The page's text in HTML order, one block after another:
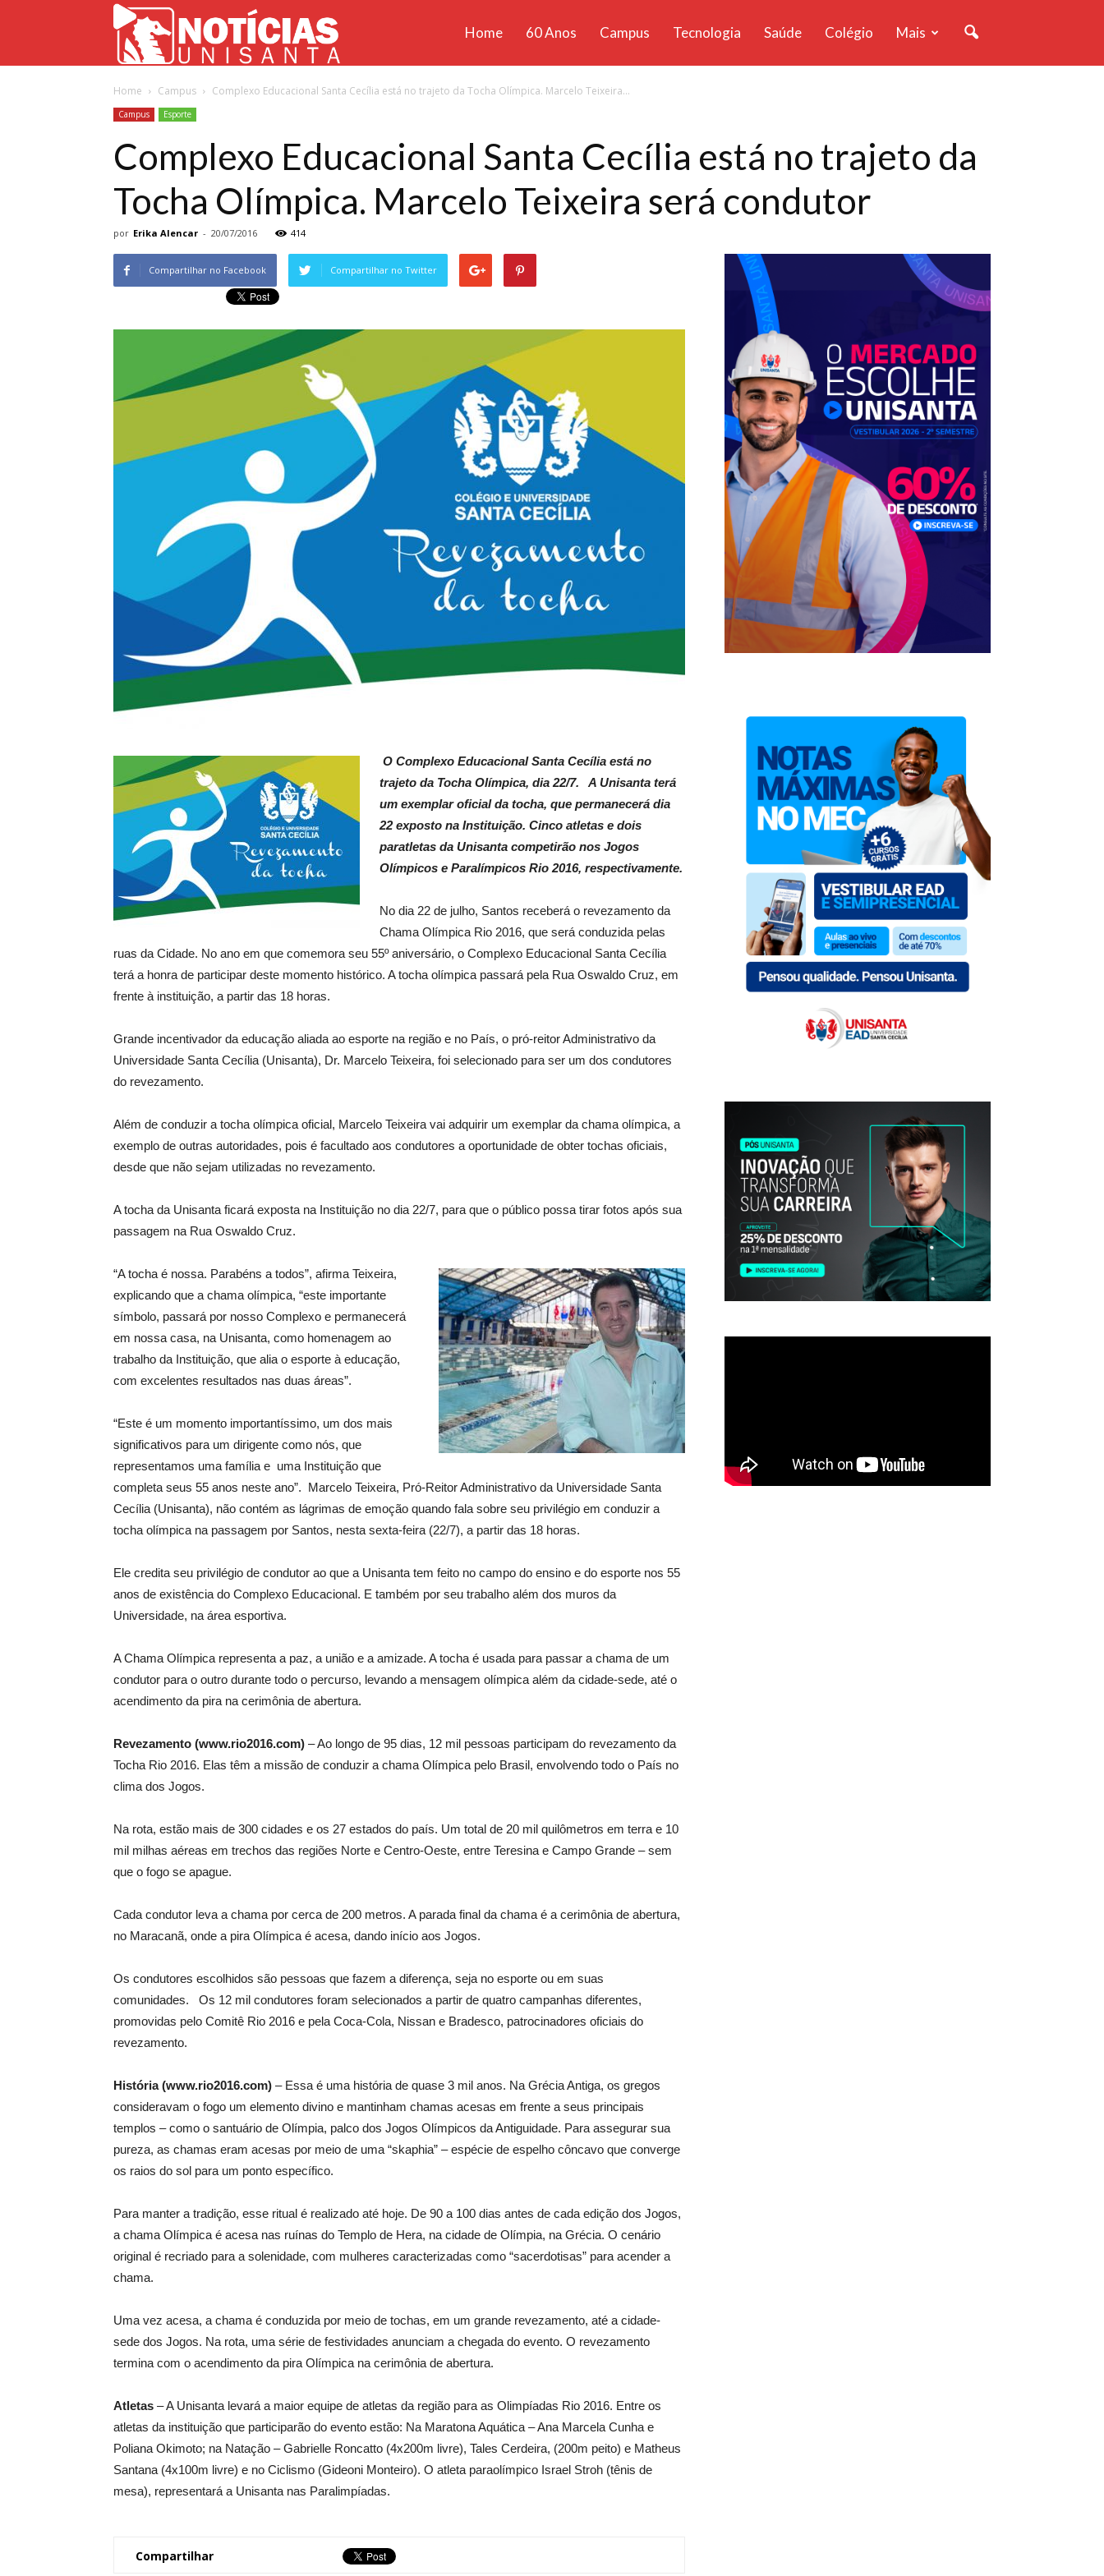
Unisanta
Home 60 Anos Campus Tecnologia Saúde Colégio Mais
Home Campus Complexo Educacional Santa Cecília está no trajeto da Tocha Olímpica. Marcelo Teixeira...
Campus Esporte
Complexo Educacional Santa Cecília está no trajeto da
Tocha Olímpica. Marcelo Teixeira será condutor
por Erika Alencar - 20/07/2016 414
Compartilhar no Facebook Compartilhar no Twitter
O Complexo Educacional Santa Cecília está no
trajeto da Tocha Olímpica, dia 22/7. A Unisanta terá
um exemplar oficial da tocha, que permanecerá dia
22 exposto na Instituição. Cinco atletas e dois
paratletas da Unisanta competirão nos Jogos
Olímpicos e Paralímpicos Rio 2016, respectivamente.
No dia 22 de julho, Santos receberá o revezamento da
Chama Olímpica Rio 2016, que será conduzida pelas
ruas da Cidade. No ano em que comemora seu 55º aniversário, o Complexo Educacional Santa Cecília
terá a honra de participar deste momento histórico. A tocha olímpica passará pela Rua Oswaldo Cruz, em
frente à instituição, a partir das 18 horas.
Grande incentivador da educação aliada ao esporte na região e no País, o pró-reitor Administrativo da
Universidade Santa Cecília (Unisanta), Dr. Marcelo Teixeira, foi selecionado para ser um dos condutores
do revezamento.
Além de conduzir a tocha olímpica oficial, Marcelo Teixeira vai adquirir um exemplar da chama olímpica, a
exemplo de outras autoridades, pois é facultado aos condutores a oportunidade de obter tochas oficiais,
desde que não sejam utilizadas no revezamento.
A tocha da Unisanta ficará exposta na Instituição no dia 22/7, para que o público possa tirar fotos após sua
passagem na Rua Oswaldo Cruz.
“A tocha é nossa. Parabéns a todos”, afirma Teixeira,
explicando que a chama olímpica, “este importante
símbolo, passará por nosso Complexo e permanecerá
em nossa casa, na Unisanta, como homenagem ao
trabalho da Instituição, que alia o esporte à educação,
com excelentes resultados nas duas áreas”.
“Este é um momento importantíssimo, um dos mais
significativos para um dirigente como nós, que
representamos uma família e uma Instituição que
completa seus 55 anos neste ano”. Marcelo Teixeira, Pró-Reitor Administrativo da Universidade Santa
Cecília (Unisanta), não contém as lágrimas de emoção quando fala sobre seu privilégio em conduzir a
tocha olímpica na passagem por Santos, nesta sexta-feira (22/7), a partir das 18 horas.
Ele credita seu privilégio de condutor ao que a Unisanta tem feito no campo do ensino e do esporte nos 55
anos de existência do Complexo Educacional. E também por seu trabalho além dos muros da
Universidade, na área esportiva.
A Chama Olímpica representa a paz, a união e a amizade. A tocha é usada para passar a chama de um
condutor para o outro durante todo o percurso, levando a mensagem olímpica além da cidade-sede, até o
acendimento da pira na cerimônia de abertura.
Revezamento (www.rio2016.com) – Ao longo de 95 dias, 12 mil pessoas participam do revezamento da
Tocha Rio 2016. Elas têm a missão de conduzir a chama Olímpica pelo Brasil, envolvendo todo o País no
clima dos Jogos.
Na rota, estão mais de 300 cidades e os 27 estados do país. Um total de 20 mil quilômetros em terra e 10
mil milhas aéreas em trechos das regiões Norte e Centro-Oeste, entre Teresina e Campo Grande – sem
que o fogo se apague.
Cada condutor leva a chama por cerca de 200 metros. A parada final da chama é a cerimônia de abertura,
no Maracanã, onde a pira Olímpica é acesa, dando início aos Jogos.
Os condutores escolhidos são pessoas que fazem a diferença, seja no esporte ou em suas
comunidades. Os 12 mil condutores foram selecionados a partir de quatro campanhas diferentes,
promovidas pelo Comitê Rio 2016 e pela Coca-Cola, Nissan e Bradesco, patrocinadores oficiais do
revezamento.
História (www.rio2016.com) – Essa é uma história de quase 3 mil anos. Na Grécia Antiga, os gregos
consideravam o fogo um elemento divino e mantinham chamas acesas em frente a seus principais
templos – como o santuário de Olímpia, palco dos Jogos Olímpicos da Antiguidade. Para assegurar sua
pureza, as chamas eram acesas por meio de uma “skaphia” – espécie de espelho côncavo que converge
os raios do sol para um ponto específico.
Para manter a tradição, esse ritual é realizado até hoje. De 90 a 100 dias antes de cada edição dos Jogos,
a chama Olímpica é acesa nas ruínas do Templo de Hera, na cidade de Olímpia, na Grécia. O cenário
original é recriado para a solenidade, com mulheres caracterizadas como “sacerdotisas” para acender a
chama.
Uma vez acesa, a chama é conduzida por meio de tochas, em um grande revezamento, até a cidade-
sede dos Jogos. Na rota, uma série de festividades anunciam a chegada do evento. O revezamento
termina com o acendimento da pira Olímpica na cerimônia de abertura.
Atletas – A Unisanta levará a maior equipe de atletas da região para as Olimpíadas Rio 2016. Entre os
atletas da instituição que participarão do evento estão: Na Maratona Aquática – Ana Marcela Cunha e
Poliana Okimoto; na Natação – Gabrielle Roncatto (4x200m livre), Tales Cerdeira, (200m peito) e Matheus
Santana (4x100m livre) e no Ciclismo (Gideoni Monteiro). O atleta paraolímpico Israel Stroh (tênis de
mesa), representará a Unisanta nas Paralimpíadas.
Compartilhar